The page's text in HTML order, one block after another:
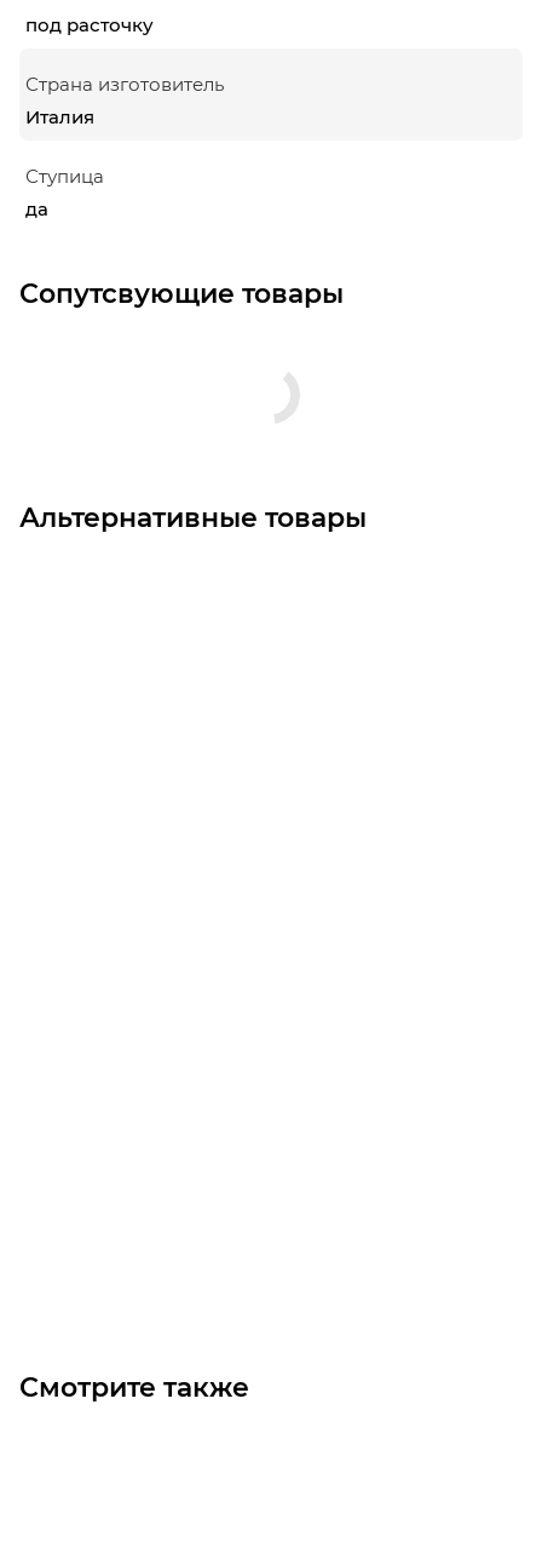
под расточку
Страна изготовитель
Италия
Ступица
да
Сопутсвующие товары
Альтернативные товары
Смотрите также